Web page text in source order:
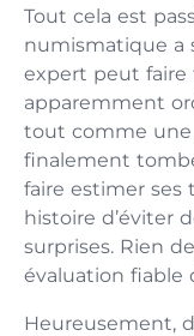
Tout cela est
numismatique a
expert peut faire
apparemment
tout comme
finalement
faire estimer ses
histoire d’éviter
surprises. Rien
évaluation fiable
Heureusement,